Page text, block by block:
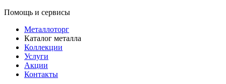
Помощь и сервисы
Металлоторг
Каталог металла
Коллекции
Услуги
Акции
Контакты